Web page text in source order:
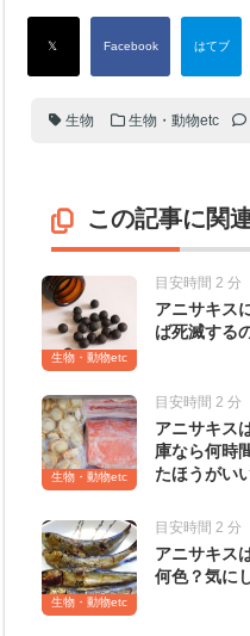
生物 生物・動物etc
この記事に関
生物・動物etc
目安時間 2 分
アニサキス
ば死滅する
生物・動物etc
目安時間 2 分
アニサキス
庫なら何時
たほうがい
生物・動物etc
目安時間 2 分
アニサキス
何色？気に